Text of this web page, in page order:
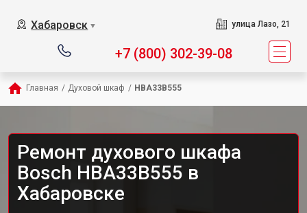
Хабаровск ▼ улица Лазо, 21
+7 (800) 302-39-08
Главная / Духовой шкаф / HBA33B555
Ремонт духового шкафа
Bosch HBA33B555 в
Хабаровске